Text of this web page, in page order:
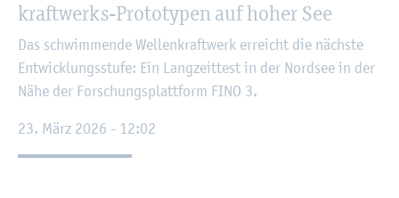
kraft­werks-Pro­to­ty­pen auf hoher See
Das schwim­men­de Wel­len­kraft­werk er­reicht die nächs­te
Ent­wick­lungs­stu­fe: Ein Lang­zeit­test in der Nord­see in der
Nähe der For­schungs­platt­form FINO 3.
23. März 2026 - 12:02